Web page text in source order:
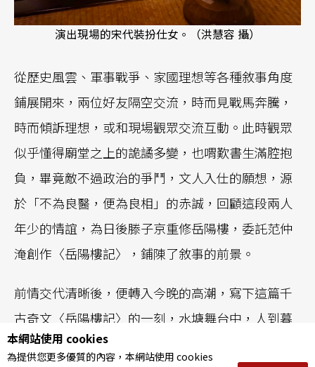
演出現場的宋代裝扮仕女。（洪慧容 攝）
從歷史風雲、軍事戰爭、家國理想等各種敘事角度
鋪展開來，兩位好友隔空交流，時而見戰馬奔騰，
時而傾訴理想，或和現場觀眾交流互動。此時觀眾
似乎懂得廟堂之上的詭譎多變，也喟歎書生滿腔抱
負，畢竟敵不過政治的爭鬥，文人入仕的願想，源
於「不為良醫，便為良相」的赤誠，回顧這段兩人
年少的情誼，為日後滕子京重修岳陽樓，委託范仲
淹創作〈岳陽樓記〉，鋪陳了敘事的前景。
前情交代清晰後，便轉入今晚的高潮，寫下這篇千
古奇文〈岳陽樓記〉的一刻，水塘舞台中，人到暮
年伴孤燈，振筆疾書下，他對知己的託付，也在文
本網站使用 cookies
為提供您更多優質的內容，本網站使用 cookies